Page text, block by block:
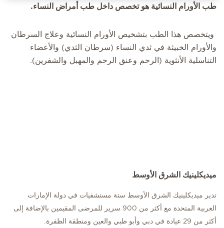
طب الأورام النسائية هو تخصص داخل طب أمراض النساء.
ويتخصص هذا الطب بتشخيص الأورام النسائية وعلاج السرطان
والأورام الخبيثة في ثدي النساء (سرطان الثدي) والأعضاء
التناسلية الأنثوية (الرحم وعنق الرحم والمهبل والشفرين).
ميديكلينيك الشرق الأوسط
تدير ميديكلينيك الشرق الأوسط ستة مستشفيات في دولة الإمارات
العربية المتحدة مع أكثر من 900 سرير للمرضى المقيمين بالإضافة إلى
أكثر من 29 عيادة في دبي وأبو ظبي والعين ومنطقة الظفرة.